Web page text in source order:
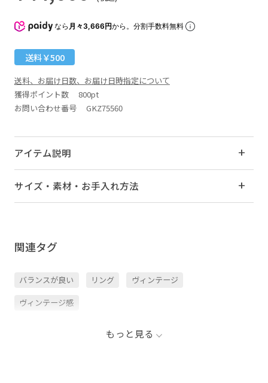
なら 月々3,666円から。分割手数料無料
送料￥500
送料、お届け日数、お届け日時指定について
獲得ポイント数 800pt
お問い合わせ番号 GKZ75560
アイテム説明
サイズ・素材・お手入れ方法
関連タグ
バランスが良い リング ヴィンテージ
ヴィンテージ感
もっと見る